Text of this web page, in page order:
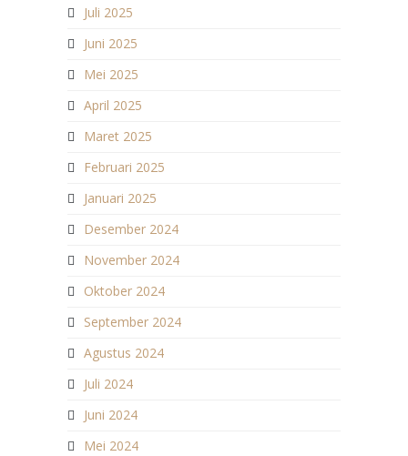
Juli 2025
Juni 2025
Mei 2025
April 2025
Maret 2025
Februari 2025
Januari 2025
Desember 2024
November 2024
Oktober 2024
September 2024
Agustus 2024
Juli 2024
Juni 2024
Mei 2024